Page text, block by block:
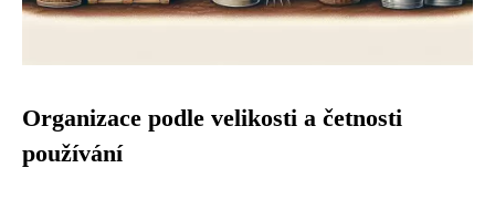
Organizace podle velikosti a četnosti
používání